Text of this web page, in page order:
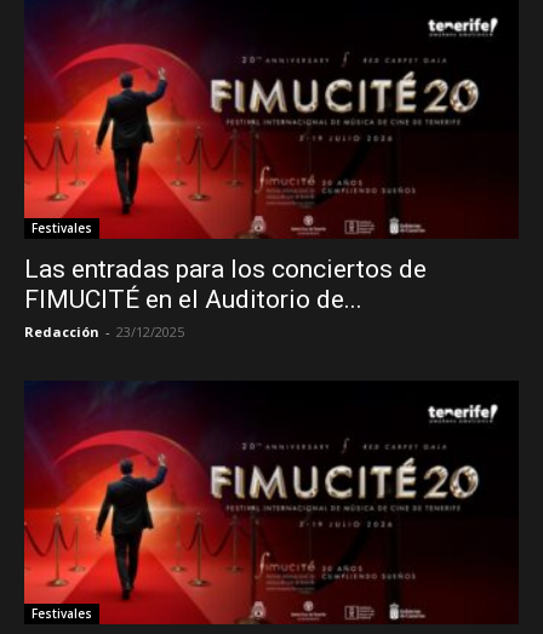
Festivales
Las entradas para los conciertos de
FIMUCITÉ en el Auditorio de...
Redacción - 23/12/2025
Festivales